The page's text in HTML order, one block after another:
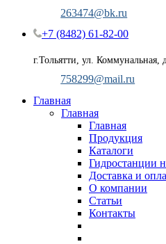
263474@bk.ru
+7 (8482) 61-82-00
г.Тольятти, ул. Коммунальная,
758299@mail.ru
Главная
Главная
Главная
Продукция
Каталоги
Гидростанции
Доставка и
О компании
Статьи
Контакты